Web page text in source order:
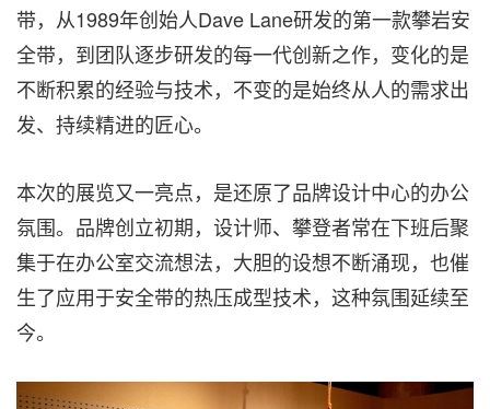
带，从1989年创始人Dave Lane研发的第一款攀岩安
全带，到团队逐步研发的每一代创新之作，变化的是
不断积累的经验与技术，不变的是始终从人的需求出
发、持续精进的匠心。
本次的展览又一亮点，是还原了品牌设计中心的办公
氛围。品牌创立初期，设计师、攀登者常在下班后聚
集于在办公室交流想法，大胆的设想不断涌现，也催
生了应用于安全带的热压成型技术，这种氛围延续至
今。